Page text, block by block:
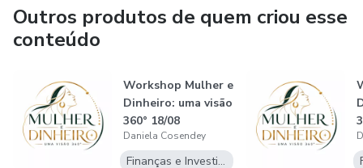
explicam apenas por falta de informação ou erros de
cálculo. Elas costumam estar ancoradas em emoções,
crenças aprendidas, padrões automáticos e histórias
Dívidas, consumo impulsivo, medo de perder, dificuldade
em poupar ou em tomar decisões financeiras importantes
frequentemente se traduzem em dores emocionais
Outros produtos de quem criou esse
conteúdo
Workshop Mulher e
Dinheiro: uma visão
360° 18/08
Daniela Cosendey
Finanças e Investimentos